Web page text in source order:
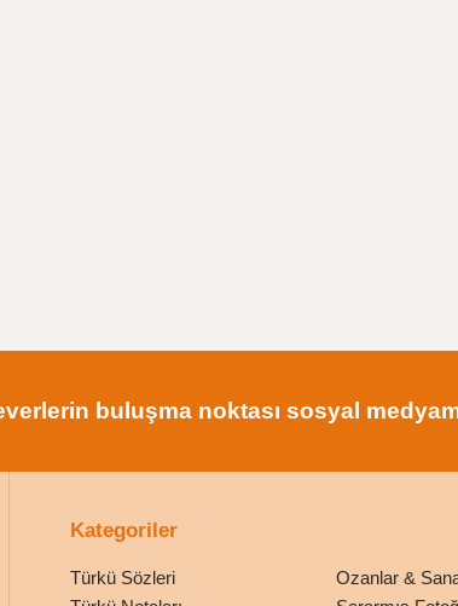
buluşma noktası sosyal
Kategoriler
Türkü Sözleri
Ozanlar &